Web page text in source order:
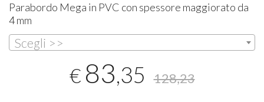
Parabordo Mega in PVC con spessore maggiorato da
4 mm
Scegli >>
€ 83,35 128,23